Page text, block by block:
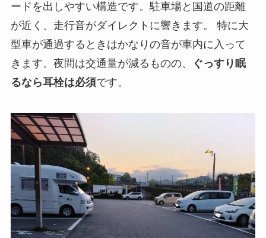
ードを出しやすい構造です。駐車場と国道の距離
が近く、走行音がダイレクトに響きます。 特に大
型車が通過するときはかなりの音が車内に入って
きます。夜間は交通量が減るものの、
ぐっすり眠
るなら耳栓は必須です。